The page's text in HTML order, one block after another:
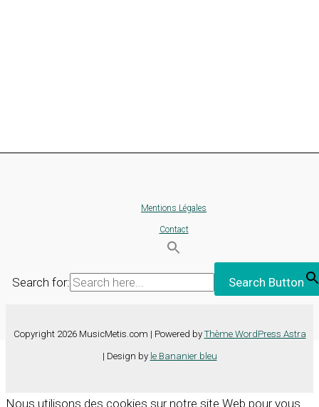
Mentions Légales
Contact
Search for: Search Button
Copyright 2026 MusicMetis.com | Powered by Thème WordPress Astra
| Design by le Bananier bleu
Nous utilisons des cookies sur notre site Web pour vous